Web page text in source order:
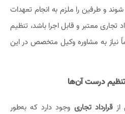
و طرفین را ملزم به انجام تعهدات
تجاری معتبر و قابل اجرا باشد، تنظیم
نیاز به مشاوره وکیل متخصص در این
تنظیم درست آن‌ها
ازقرارداد تجاری وجود دارد که به‌طور